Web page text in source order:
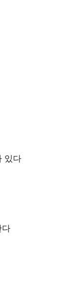
있다
다